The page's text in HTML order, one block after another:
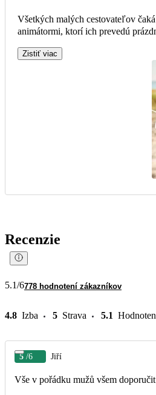
Všetkých malých cestovateľov
animátormi, ktorí ich prevedú
Zistiť viac
Recenzie
5.1/6778 hodnotení zákazníkov
4.8 Izba 5 Strava 5.1
5 /6 Jiří
Vše v pořádku mužů všem doporučit